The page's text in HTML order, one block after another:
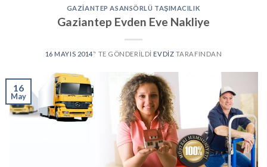
GAZIANTEP ASANSÖRLÜ TAŞIMACILIK
Gaziantep Evden Eve Nakliye
16 MAYIS 2014’' TE GÖNDERILDI EVDIZ TARAFINDAN
16
May